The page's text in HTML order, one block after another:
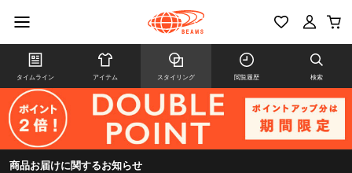
タイムライン アイテム スタイリング 閲覧履歴 検索
商品お届けに関するお知らせ